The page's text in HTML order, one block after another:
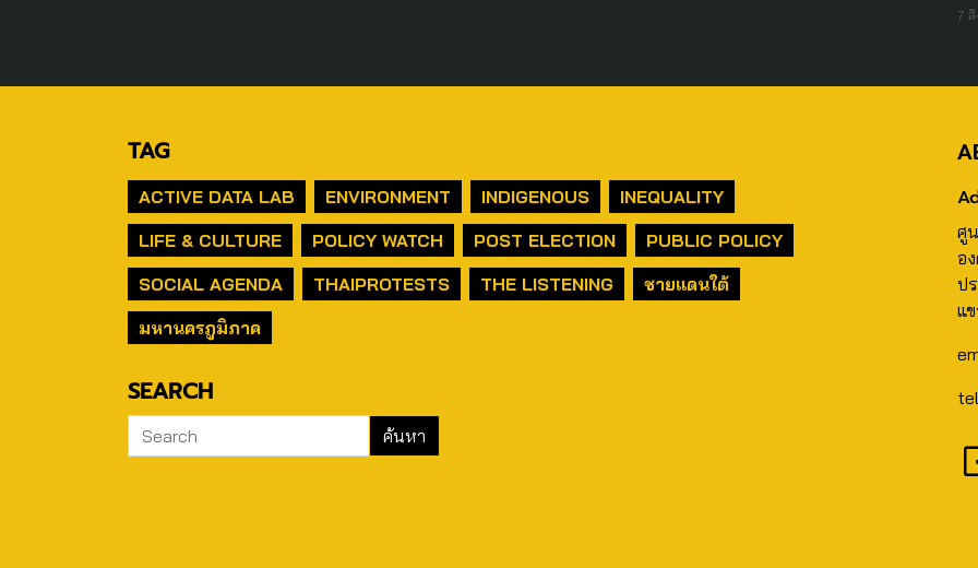
7
TAG
ACTIVE DATA LAB ENVIRONMENT INDIGENOUS
INEQUALITY
LIFE & CULTURE
POLICY WATCH POST ELECTION
PUBLIC POLICY
SOCIAL AGENDA
THAIPROTESTS THE LISTENING
ชายแดนใต้
มหานครภูมิภาค
SEARCH
ศู
อ
ป
แ